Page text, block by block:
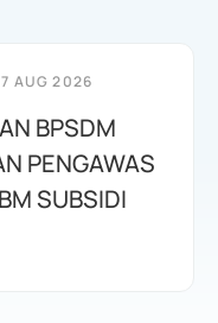
AUG 2026
BPSDM
PENGAWAS
SUBSIDI